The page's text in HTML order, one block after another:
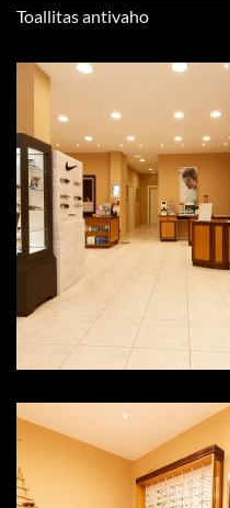
Toallitas antivaho